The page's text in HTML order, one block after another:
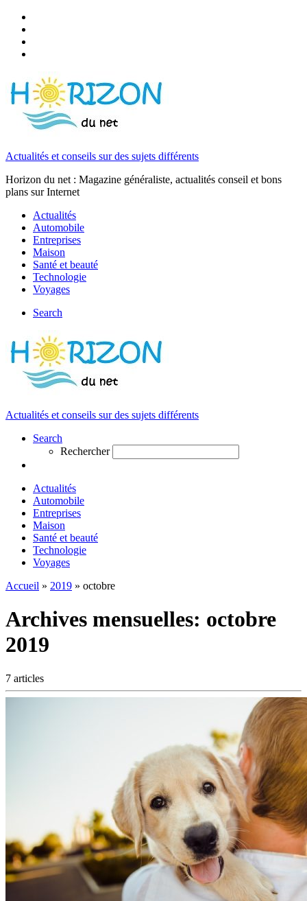
Actualités et conseils sur des sujets différents
Horizon du net : Magazine généraliste, actualités conseil et bons
plans sur Internet
Actualités
Automobile
Entreprises
Maison
Santé et beauté
Technologie
Voyages
Search
Actualités et conseils sur des sujets différents
Search
Rechercher
Actualités
Automobile
Entreprises
Maison
Santé et beauté
Technologie
Voyages
Accueil » 2019 » octobre
Archives mensuelles: octobre
2019
7 articles